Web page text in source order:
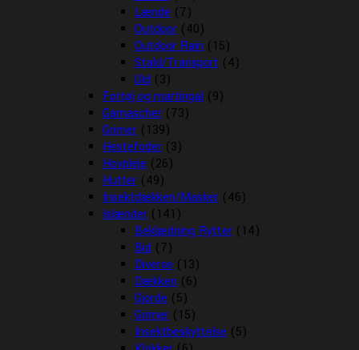
Lænde (7)
Outdoor (40)
Outdoor Rain (15)
Stald/Transport (4)
Uld (3)
Fortøj og martingal (9)
Gamascher (73)
Grimer (139)
Hestefoder (3)
Hovpleje (26)
Hutter (49)
Insektdækken/Masker (46)
Islænder (141)
Beklædning Rytter (14)
Bid (7)
Diverse (13)
Dækken (6)
Gjorde (5)
Grimer (15)
Insektbeskyttelse (5)